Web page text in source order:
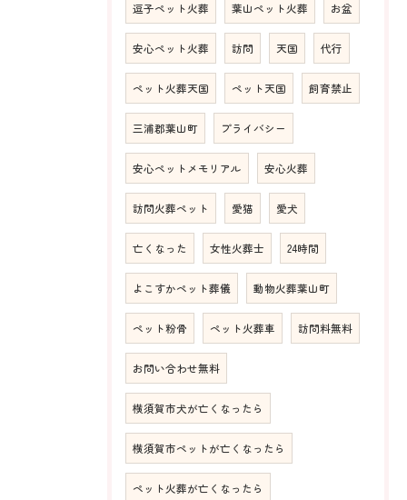
逗子ペット火葬 葉山ペット火葬 お盆
安心ペット火葬 訪問 天国 代行
ペット火葬天国 ペット天国 飼育禁止
三浦郡葉山町 プライバシー
安心ペットメモリアル 安心火葬
訪問火葬ペット 愛猫 愛犬
亡くなった 女性火葬士 24時間
よこすかペット葬儀 動物火葬葉山町
ペット粉骨 ペット火葬車 訪問料無料
お問い合わせ無料
横須賀市犬が亡くなったら
横須賀市ペットが亡くなったら
ペット火葬が亡くなったら